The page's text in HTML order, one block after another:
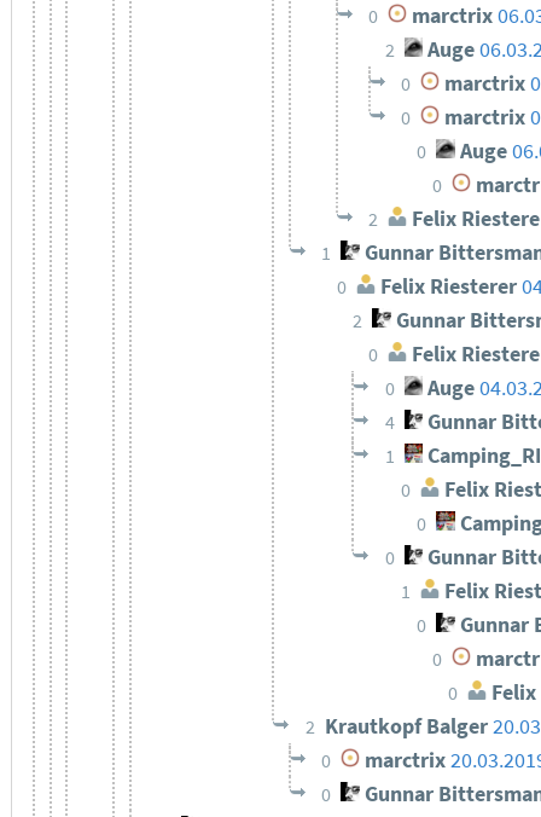
0 marctrix
2 Auge
0 marctrix
0 marctrix
0 Auge
0
2 Felix
1 Gunnar
0 Felix Riesterer
2 Gunnar
0 Felix
0 Auge
4 Gunnar
1
0 Felix
0
0 Gunnar
1 Felix
0 Gunnar
0
0
2 Krautkopf Balger
0 marctrix
0 Gunnar